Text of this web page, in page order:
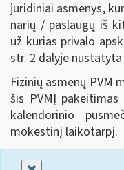
juridiniai asmenys,
narių / paslaugų iš
už kurias privalo
str. 2 dalyje
Fizinių asmenų
šis PVMĮ
kalendorinio
mokestinį laikotarpį.